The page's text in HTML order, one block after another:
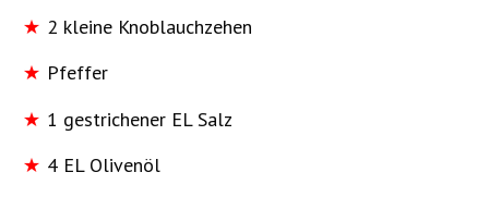
2 kleine Knoblauchzehen
Pfeffer
1 gestrichener EL Salz
4 EL Olivenöl